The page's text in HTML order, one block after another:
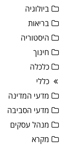
ביולוגיה
בריאות
היסטוריה
חינוך
כלכלה
כללי
מדעי המדינה
מדעי הסביבה
מנהל עסקים
מקרא